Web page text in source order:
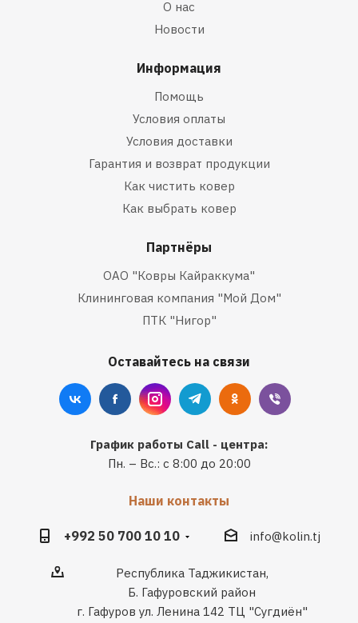
О нас
Новости
Информация
Помощь
Условия оплаты
Условия доставки
Гарантия и возврат продукции
Как чистить ковер
Как выбрать ковер
Партнёры
ОАО "Ковры Кайраккума"
Клининговая компания "Мой Дом"
ПТК "Нигор"
Оставайтесь на связи
График работы Call - центра:
Пн. – Вс.: с 8:00 до 20:00
Наши контакты
+992 50 700 10 10 info@kolin.tj
Республика Таджикистан,
Б. Гафуровский район
г. Гафуров ул. Ленина 142 ТЦ "Сугдиён"